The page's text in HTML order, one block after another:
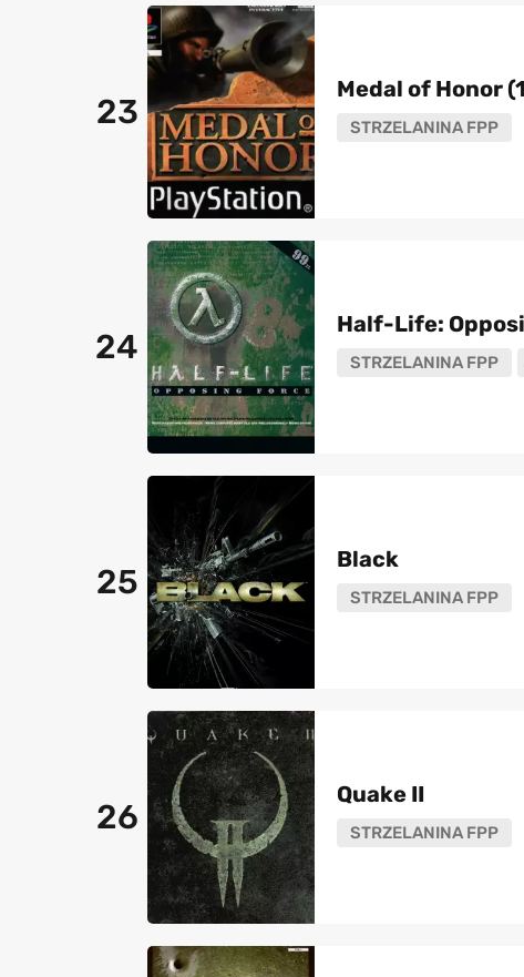
23
Medal of Honor
STRZELANINA FPP
24
Half-Life:
STRZELANINA FPP
25
Black
STRZELANINA FPP
26
Quake II
STRZELANINA FPP